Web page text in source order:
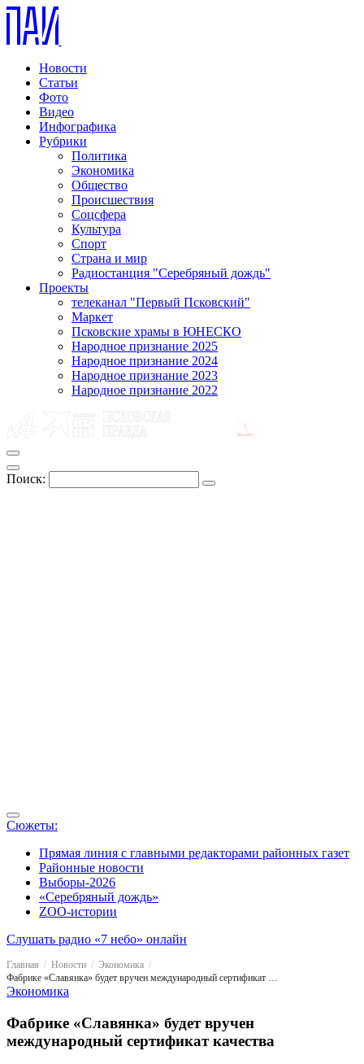
Новости
Статьи
Фото
Видео
Инфографика
Рубрики
Политика
Экономика
Общество
Происшествия
Соцсфера
Культура
Спорт
Страна и мир
Радиостанция "Серебряный дождь"
Проекты
телеканал "Первый Псковский"
Маркет
Псковские храмы в ЮНЕСКО
Народное признание 2025
Народное признание 2024
Народное признание 2023
Народное признание 2022
Поиск:
Сюжеты:
Прямая линия с главными редакторами районных газет
Районные новости
Выборы-2026
«Серебряный дождь»
ZOO-истории
Слушать радио «7 небо» онлайн
Главная Новости
Экономика
Фабрике «Славянка» будет вручен международный сертификат качества
Экономика
Фабрике «Славянка» будет вручен
международный сертификат качества